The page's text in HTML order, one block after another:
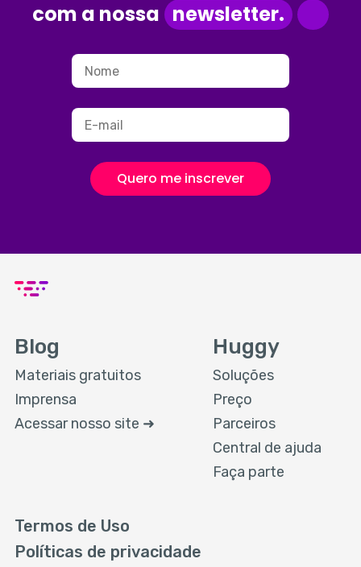
com a nossa newsletter.
Quero me inscrever
Blog
Materiais gratuitos
Imprensa
Acessar nosso site ➜
Huggy
Soluções
Preço
Parceiros
Central de ajuda
Faça parte
Termos de Uso
Políticas de privacidade